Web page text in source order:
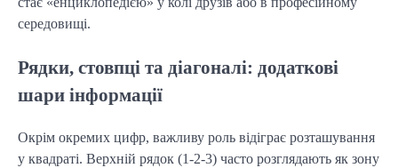
середовищі.
Рядки, стовпці та діагоналі: додаткові
шари інформації
Окрім окремих цифр, важливу роль відіграє розташування
у квадраті. Верхній рядок (1-2-3) часто розглядають як зону